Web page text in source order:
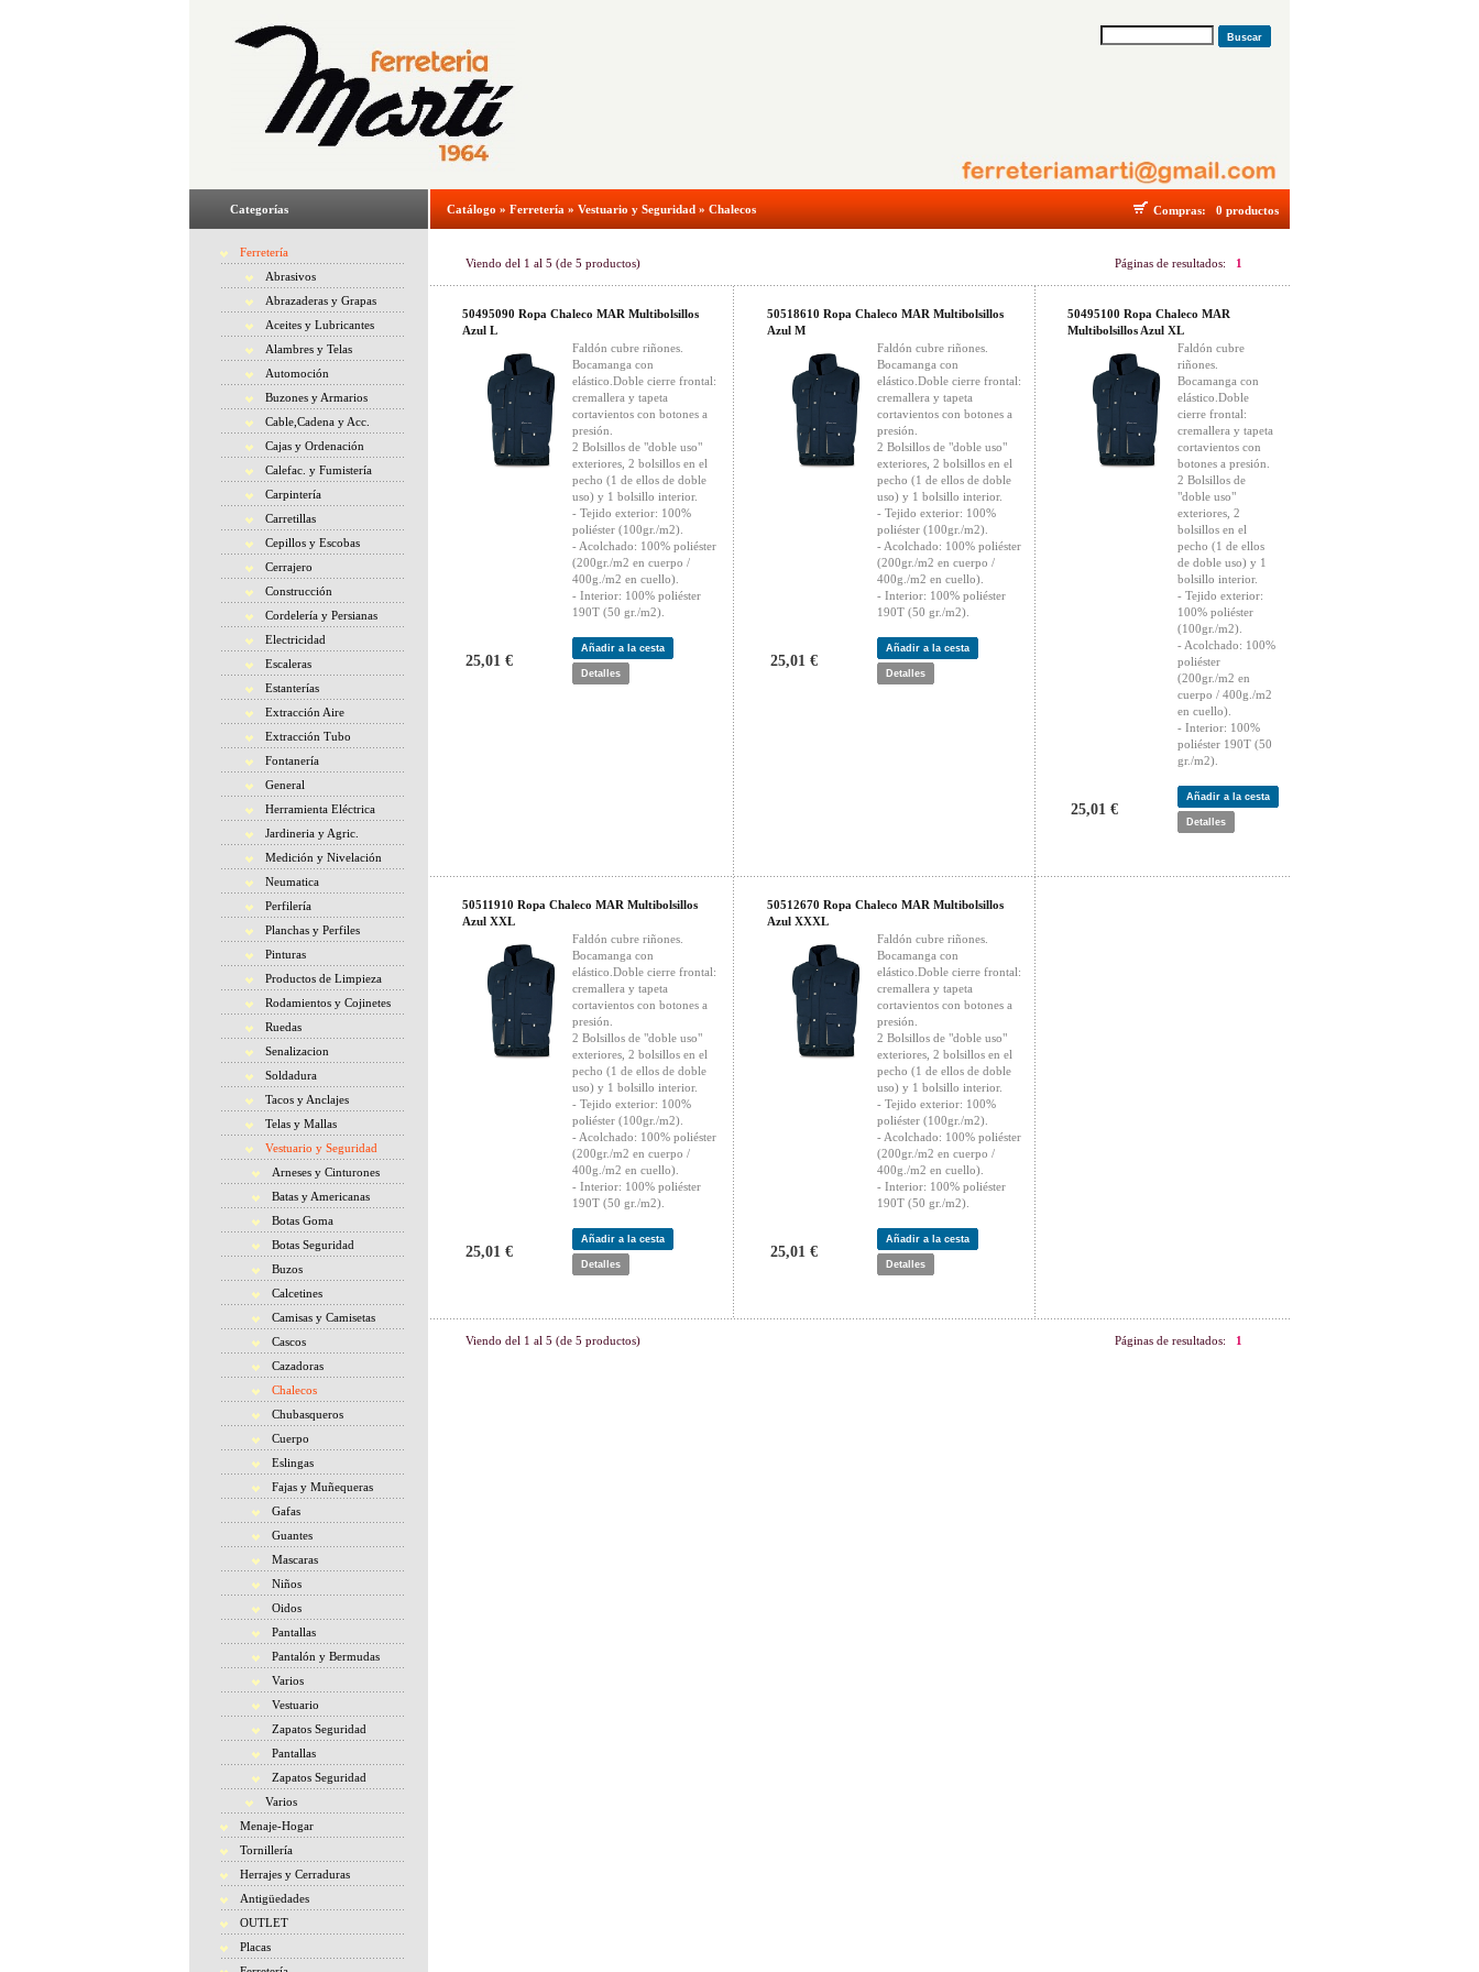
Buscar
Categorías
Ferretería
Abrasivos
Abrazaderas y Grapas
Aceites y Lubricantes
Alambres y Telas
Automoción
Buzones y Armarios
Cable,Cadena y Acc.
Cajas y Ordenación
Calefac. y Fumistería
Carpintería
Carretillas
Cepillos y Escobas
Cerrajero
Construcción
Cordelería y Persianas
Electricidad
Escaleras
Estanterías
Extracción Aire
Extracción Tubo
Fontanería
General
Herramienta Eléctrica
Jardineria y Agric.
Medición y Nivelación
Neumatica
Perfilería
Planchas y Perfiles
Pinturas
Productos de Limpieza
Rodamientos y Cojinetes
Ruedas
Senalizacion
Soldadura
Tacos y Anclajes
Telas y Mallas
Vestuario y Seguridad
Arneses y Cinturones
Batas y Americanas
Botas Goma
Botas Seguridad
Buzos
Calcetines
Camisas y Camisetas
Cascos
Cazadoras
Chalecos
Chubasqueros
Cuerpo
Eslingas
Fajas y Muñequeras
Gafas
Guantes
Mascaras
Niños
Oidos
Pantallas
Pantalón y Bermudas
Varios
Vestuario
Zapatos Seguridad
Pantallas
Zapatos Seguridad
Varios
Menaje-Hogar
Tornillería
Herrajes y Cerraduras
Antigüedades
OUTLET
Placas
Catálogo » Ferretería » Vestuario y Seguridad » Chalecos Compras: 0 productos
Viendo del 1 al 5 (de 5 productos) Páginas de resultados: 1
50495090 Ropa Chaleco MAR Multibolsillos
Azul L
Faldón cubre riñones.
Bocamanga con
elástico.Doble cierre frontal:
cremallera y tapeta
cortavientos con botones a
presión.
2 Bolsillos de "doble uso"
exteriores, 2 bolsillos en el
pecho (1 de ellos de doble
uso) y 1 bolsillo interior.
- Tejido exterior: 100%
poliéster (100gr./m2).
- Acolchado: 100% poliéster
(200gr./m2 en cuerpo /
400g./m2 en cuello).
- Interior: 100% poliéster
190T (50 gr./m2).
25,01 €
Añadir a la cesta
Detalles
50518610 Ropa Chaleco MAR Multibolsillos
Azul M
Faldón cubre riñones.
Bocamanga con
elástico.Doble cierre frontal:
cremallera y tapeta
cortavientos con botones a
presión.
2 Bolsillos de "doble uso"
exteriores, 2 bolsillos en el
pecho (1 de ellos de doble
uso) y 1 bolsillo interior.
- Tejido exterior: 100%
poliéster (100gr./m2).
- Acolchado: 100% poliéster
(200gr./m2 en cuerpo /
400g./m2 en cuello).
- Interior: 100% poliéster
190T (50 gr./m2).
25,01 €
Añadir a la cesta
Detalles
50495100 Ropa Chaleco MAR
Multibolsillos Azul XL
Faldón cubre
riñones.
Bocamanga con
elástico.Doble
cierre frontal:
cremallera y tapeta
cortavientos con
botones a presión.
2 Bolsillos de
"doble uso"
exteriores, 2
bolsillos en el
pecho (1 de ellos
de doble uso) y 1
bolsillo interior.
- Tejido exterior:
100% poliéster
(100gr./m2).
- Acolchado: 100%
poliéster
(200gr./m2 en
cuerpo / 400g./m2
en cuello).
- Interior: 100%
poliéster 190T (50
gr./m2).
25,01 €
Añadir a la cesta
Detalles
50511910 Ropa Chaleco MAR Multibolsillos
Azul XXL
Faldón cubre riñones.
Bocamanga con
elástico.Doble cierre frontal:
cremallera y tapeta
cortavientos con botones a
presión.
2 Bolsillos de "doble uso"
exteriores, 2 bolsillos en el
pecho (1 de ellos de doble
uso) y 1 bolsillo interior.
- Tejido exterior: 100%
poliéster (100gr./m2).
- Acolchado: 100% poliéster
(200gr./m2 en cuerpo /
400g./m2 en cuello).
- Interior: 100% poliéster
190T (50 gr./m2).
25,01 €
Añadir a la cesta
Detalles
50512670 Ropa Chaleco MAR Multibolsillos
Azul XXXL
Faldón cubre riñones.
Bocamanga con
elástico.Doble cierre frontal:
cremallera y tapeta
cortavientos con botones a
presión.
2 Bolsillos de "doble uso"
exteriores, 2 bolsillos en el
pecho (1 de ellos de doble
uso) y 1 bolsillo interior.
- Tejido exterior: 100%
poliéster (100gr./m2).
- Acolchado: 100% poliéster
(200gr./m2 en cuerpo /
400g./m2 en cuello).
- Interior: 100% poliéster
190T (50 gr./m2).
25,01 €
Añadir a la cesta
Detalles
Viendo del 1 al 5 (de 5 productos) Páginas de resultados: 1